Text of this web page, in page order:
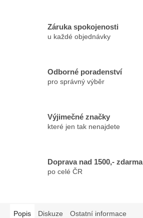
Záruka spokojenosti
u každé objednávky
Odborné poradenství
pro správný výběr
Výjimečné značky
které jen tak nenajdete
Doprava nad 1500,- zdarma
po celé ČR
Popis Diskuze Ostatní informace